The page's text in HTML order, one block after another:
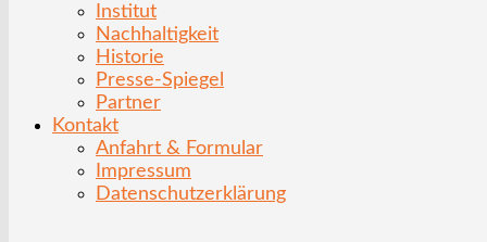
Institut
Nachhaltigkeit
Historie
Presse-Spiegel
Partner
Kontakt
Anfahrt & Formular
Impressum
Datenschutzerklärung